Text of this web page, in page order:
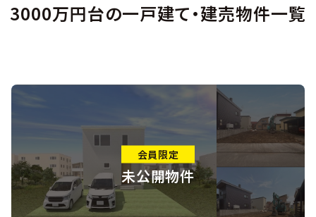
3000万円台の一戸建て・建売物件一覧
会員限定
未公開物件